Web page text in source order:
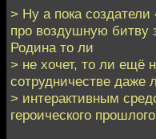
> Ну а пока
про воздушную битву
Родина то ли
> не хочет, то ли ещё
сотрудничестве даже
> интерактивным
героического